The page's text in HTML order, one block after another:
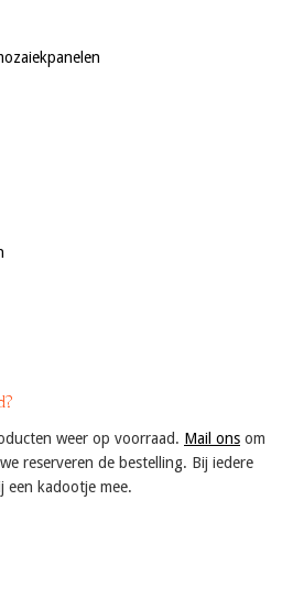
weer op voorraad. Mail ons om
reserveren de bestelling. Bij iedere
een kadootje mee.